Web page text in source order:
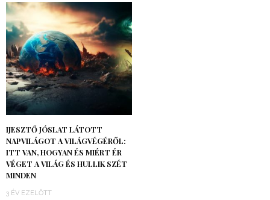
IJESZTŐ JÓSLAT LÁTOTT
NAPVILÁGOT A VILÁGVÉGÉRŐL:
ITT VAN, HOGYAN ÉS MIÉRT ÉR
VÉGET A VILÁG ÉS HULLIK SZÉT
MINDEN
3 ÉV EZELŐTT